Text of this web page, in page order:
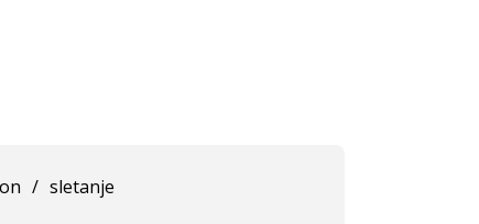
/ sletanje